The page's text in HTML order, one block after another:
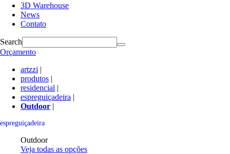
3D Warehouse
News
Contato
Search
Orçamento
artzzi |
produtos |
residencial |
espreguiçadeira |
Outdoor |
espreguiçadeira
Outdoor
Veja todas as opções